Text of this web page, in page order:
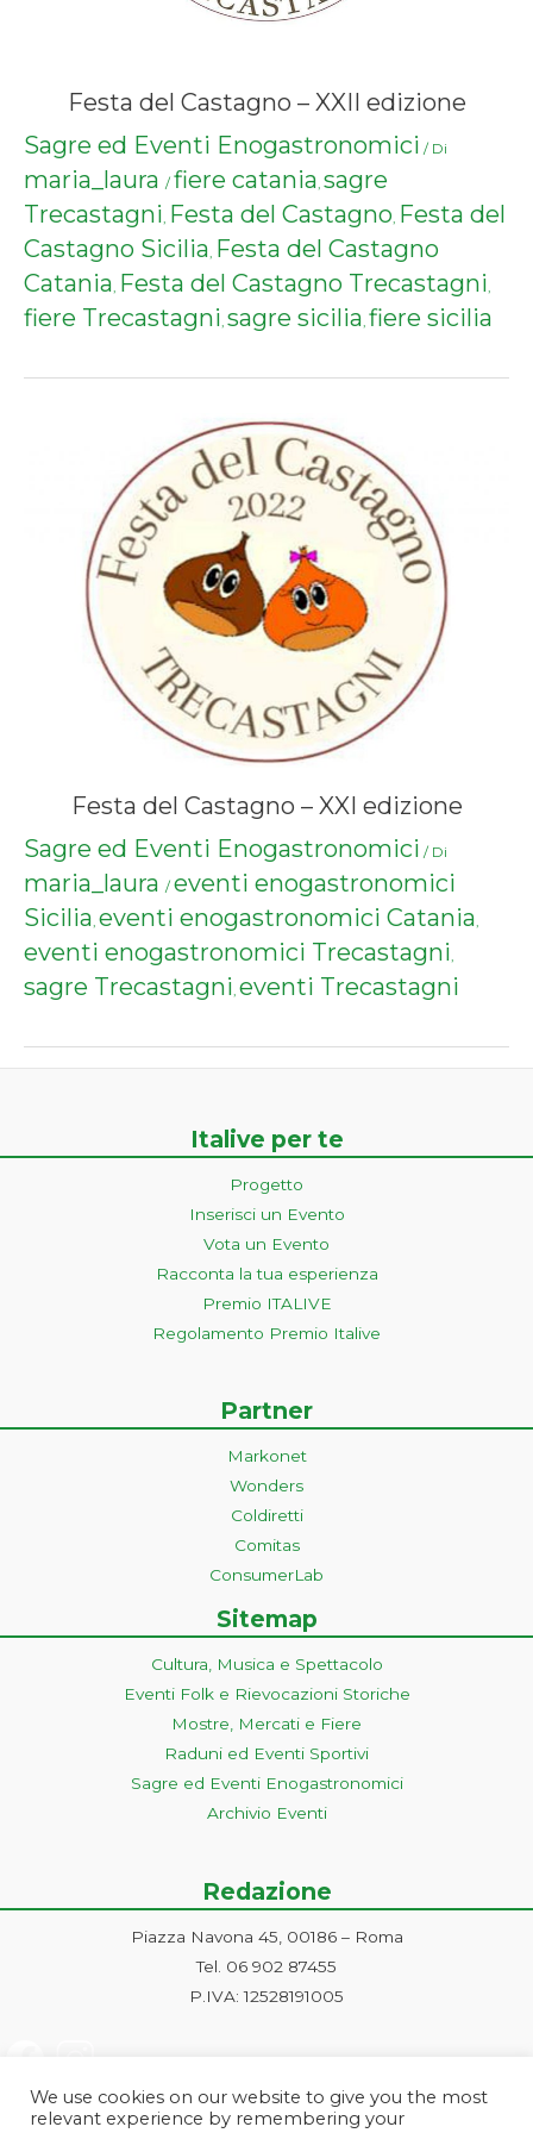
Festa del Castagno – XXII edizione
Sagre ed Eventi Enogastronomici / Di
maria_laura / fiere catania, sagre
Trecastagni, Festa del Castagno, Festa del
Castagno Sicilia, Festa del Castagno
Catania, Festa del Castagno Trecastagni,
fiere Trecastagni, sagre sicilia, fiere sicilia
Festa del Castagno – XXI edizione
Sagre ed Eventi Enogastronomici / Di
maria_laura /eventi enogastronomici
Sicilia, eventi enogastronomici Catania,
eventi enogastronomici Trecastagni,
sagre Trecastagni, eventi Trecastagni
Italive per te
Progetto
Inserisci un Evento
Vota un Evento
Racconta la tua esperienza
Premio ITALIVE
Regolamento Premio Italive
Partner
Markonet
Wonders
Coldiretti
Comitas
ConsumerLab
Sitemap
Cultura, Musica e Spettacolo
Eventi Folk e Rievocazioni Storiche
Mostre, Mercati e Fiere
Raduni ed Eventi Sportivi
Sagre ed Eventi Enogastronomici
Archivio Eventi
Redazione
Piazza Navona 45, 00186 – Roma
Tel. 06 902 87455
P.IVA: 12528191005
We use cookies on our website to give you the most
relevant experience by remembering your